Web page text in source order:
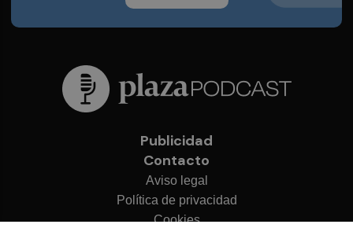
Publicidad
Contacto
Aviso legal
Política de privacidad
Cookies